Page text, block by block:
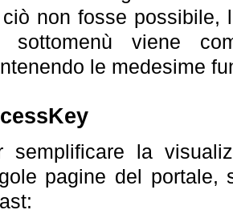
non fosse possibile,
sottomenù viene
le medesime
semplificare la
pagine del portale,